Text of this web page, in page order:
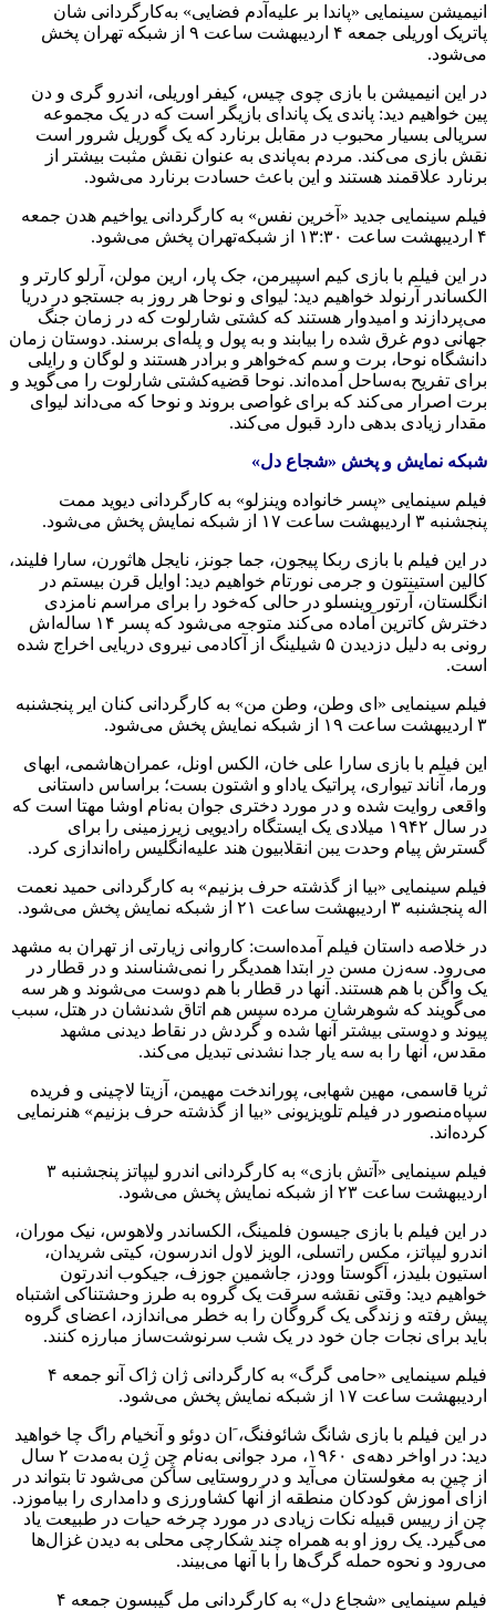
انیمیشن سینمایی «پاندا بر علیه‌آدم فضایی» به‌کارگردانی شان
پاتریک اوریلی جمعه‌ ۴ اردیبهشت ‌ساعت ۹ از شبکه‌ تهران پخش
می‌شود.
در این انیمیشن با بازی چوی چیس، کیفر اوریلی، اندرو گری و دن
پین خواهیم دید: پاندی یک پاندای بازیگر است که‌ در یک مجموعه‌
سریالی بسیار محبوب در مقابل برنارد که‌ یک گوریل شرور است
نقش بازی می‌کند. مردم به‌پاندی به‌ عنوان نقش مثبت بیشتر از
برنارد علاقمند هستند و این باعث حسادت برنارد می‌شود.
فیلم سینمایی جدید «آخرین نفس» به‌ کارگردانی یواخیم هدن جمعه‌
۴ اردیبهشت ‌ساعت ۱۳:۳۰ از شبکه‌تهران پخش می‌شود.
در این فیلم با بازی کیم اسپیرمن، جک پار، ارین مولن، آرلو کارتر و
الکساندر آرنولد خواهیم دید: لیوای و نوحا هر روز به‌ جستجو در دریا
می‌پردازند و امیدوار هستند که‌ کشتی شارلوت که‌ در زمان جنگ
جهانی دوم غرق شده‌ را بیابند و به‌ پول و پله‌ای برسند. دوستان زمان
دانشگاه‌ نوحا، برت و سم که‌خواهر و برادر هستند و لوگان و رایلی
برای تفریح به‌ساحل آمده‌اند. نوحا قضیه‌کشتی شارلوت را می‌گوید و
برت اصرار می‌کند که‌ برای غواصی بروند و نوحا که‌ می‌داند لیوای
مقدار زیادی بدهی دارد قبول می‌کند.
شبکه‌ نمایش و پخش «شجاع دل»
فیلم سینمایی «پسر خانواده‌ وینزلو» به‌ کارگردانی دیوید ممت
پنجشنبه‌ ۳ اردیبهشت ‌ساعت ۱۷ از شبکه‌ نمایش پخش می‌شود.
در این فیلم با بازی ربکا پیجون، جما جونز، نایجل ‌هاثورن، سارا فلیند،
کالین استینتون و جرمی‌ نورتام خواهیم دید: اوایل قرن بیستم در
انگلستان، آرتور وینسلو در حالی که‌خود را برای مراسم نامزدی
دخترش کاترین آماده‌ می‌کند متوجه‌ می‌شود که‌ پسر ۱۴ ساله‌اش
رونی به‌ دلیل دزدیدن ۵ شیلینگ از آکادمی‌ نیروی دریایی اخراج شده‌
است.
فیلم سینمایی «ای وطن، وطن من» به‌ کارگردانی کنان ایر پنجشنبه‌
۳ اردیبهشت ‌ساعت ۱۹ از شبکه‌ نمایش پخش می‌شود.
این فیلم با بازی سارا علی خان، الکس اونل، عمران‌هاشمی، ابهای
ورما، آناند تیواری، پراتیک یاداو و اشتون بست؛ براساس داستانی
واقعی روایت شده‌ و در مورد دختری جوان به‌نام اوشا مهتا است که‌
در سال ۱۹۴۲ میلادی یک ایستگاه‌ رادیویی زیرزمینی را برای
گسترش پیام وحدت یبن انقلابیون هند علیه‌انگلیس راه‌اندازی کرد.
فیلم سینمایی «بیا از گذشته‌ حرف بزنیم» به‌ کارگردانی حمید نعمت
اله پنجشنبه‌ ۳ اردیبهشت ‌ساعت ۲۱ از شبکه‌ نمایش پخش می‌شود.
در خلاصه‌ داستان فیلم آمده‌است: کاروانی زیارتی از تهران به‌ مشهد
می‌رود. سه‌زن مسن در ابتدا همدیگر را نمی‌شناسند و در قطار در
یک واگن با هم هستند. آنها در قطار با هم دوست می‌شوند و هر سه‌
می‌گویند که‌ شوهرشان مرده‌ سپس هم اتاق شدنشان در هتل، سبب
پیوند و دوستی بیشتر آنها شده‌ و گردش در نقاط دیدنی مشهد
مقدس، آنها را به‌ سه‌ یار جدا نشدنی تبدیل می‌کند.
ثریا قاسمی، مهین شهابی، پوراندخت مهیمن، آزیتا لاچینی و فریده‌
سپاه‌منصور در فیلم تلویزیونی «بیا از گذشته‌ حرف بزنیم» هنرنمایی
کرده‌اند.
فیلم سینمایی «آتش بازی» به‌ کارگردانی اندرو لیپاتز پنجشنبه‌ ۳
اردیبهشت ‌ساعت ۲۳ از شبکه‌ نمایش پخش می‌شود.
در این فیلم با بازی جیسون فلمینگ، الکساندر ولاهوس، نیک موران،
اندرو لیپاتز، مکس راتسلی، الویز لاول اندرسون، کیتی شریدان،
استیون بلیدز، آگوستا وودز، جاشمین جوزف، جیکوب اندرتون
خواهیم دید: وقتی نقشه‌ سرقت یک گروه‌ به‌ طرز وحشتناکی اشتباه‌
پیش رفته‌ و زندگی یک گروگان را به‌ خطر می‌اندازد، اعضای گروه‌
باید برای نجات جان خود در یک شب سرنوشت‌ساز مبارزه‌ کنند.
فیلم سینمایی «حامی‌ گرگ» به‌ کارگردانی ژان ژاک آنو جمعه‌ ۴
اردیبهشت ‌ساعت ۱۷ از شبکه‌ نمایش پخش می‌شود.
در این فیلم با بازی شانگ شائوفنگ، َان دوئو و آنخیام راگ چا خواهید
دید: در اواخر دهه‌ی ۱۹۶۰، مرد جوانی به‌نام چِن ژِن به‌مدت ۲ سال
از چین به‌ مغولستان می‌آید و در روستایی ساکن می‌شود تا بتواند در
ازای آموزش کودکان منطقه‌ از آنها کشاورزی و دامداری را بیاموزد.
چن از رییس قبیله‌ نکات زیادی در مورد چرخه‌ حیات در طبیعت یاد
می‌گیرد. یک روز او به‌ همراه‌ چند شکارچی محلی به‌ دیدن غزال‌ها
می‌رود و نحوه‌ حمله‌ گرگ‌ها را با آنها می‌بیند.
فیلم سینمایی «شجاع دل» به‌ کارگردانی مل گیبسون جمعه‌ ۴